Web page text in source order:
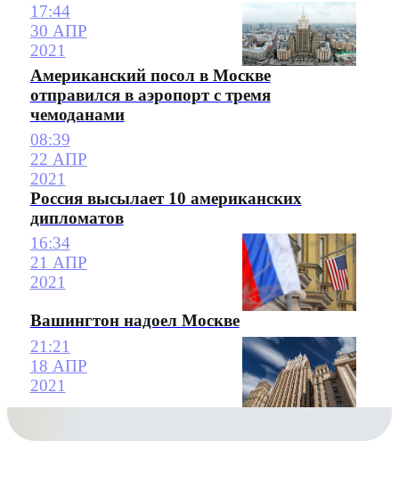
17:44
30 АПР
2021
Американский посол в Москве
отправился в аэропорт с тремя
чемоданами
08:39
22 АПР
2021
Россия высылает 10 американских
дипломатов
16:34
21 АПР
Вашингтон надоел Москве
21:21
18 АПР
2021